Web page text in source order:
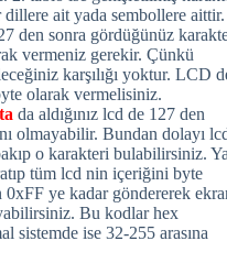
ait yada sembollere aittir.
den sonra gördüğünüz
vermeniz gerekir. Çünkü
karşılığı yoktur. LCD
olarak vermelisiniz.
da aldığınız lcd de 127 den
olmayabilir. Bundan dolayı
o karakteri bulabilirsiniz. Ya
tüm lcd nin içeriğini byte
ye kadar göndererek
Bu kodlar hex
sistemde ise 32-255 arasına